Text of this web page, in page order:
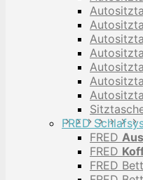
FRED
FRED
FRED
FRED